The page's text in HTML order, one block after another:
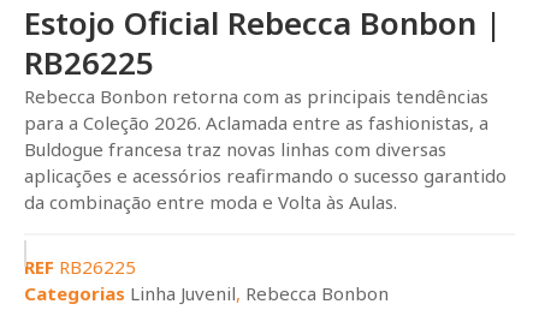
Estojo Oficial Rebecca Bonbon |
RB26225
Rebecca Bonbon retorna com as principais tendências
para a Coleção 2026. Aclamada entre as fashionistas, a
Buldogue francesa traz novas linhas com diversas
aplicações e acessórios reafirmando o sucesso garantido
da combinação entre moda e Volta às Aulas.
REF RB26225
Categorias Linha Juvenil, Rebecca Bonbon